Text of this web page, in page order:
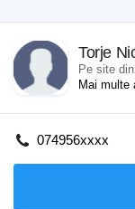
Torje
Pe site
Mai multe
074956xxxx